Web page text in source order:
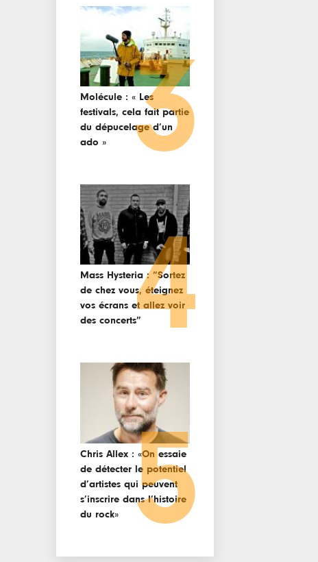
Molécule : « Les
festivals, cela fait partie
du dépucelage d’un
ado »
3
Mass Hysteria : “Sortez
de chez vous, éteignez
vos écrans et allez voir
des concerts”4
Chris Allex : «On essaie
de détecter le potentiel
d’artistes qui peuvent
s’inscrire dans l’histoire
du rock»
5